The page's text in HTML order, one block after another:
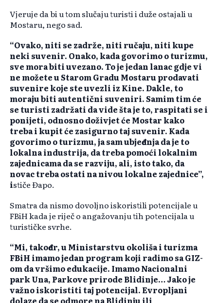
Vjeruje da bi u tom slučaju turisti i duže ostajali u
Mostaru, nego sad.
“Ovako, niti se zadrže, niti ručaju, niti kupe
neki suvenir. Onako, kada govorimo o turizmu,
sve mora biti uvezano. To je jedan lanac gdje vi
ne možete u Starom Gradu Mostaru prodavati
suvenire koje ste uvezli iz Kine. Dakle, to
moraju biti autentični suveniri. Samim tim će
se turisti zadržati da vide šta je to, raspitati se i
ponijeti, odnosno doživjet će Mostar kako
treba i kupit će zasigurno taj suvenir. Kada
govorimo o turizmu, ja sam ubjeđenja da je to
lokalna industrija, da treba pomoći lokalnim
zajednicama da se razviju, ali, isto tako, da
novac treba ostati na nivou lokalne zajednice”,
ističe Đapo.
Smatra da nismo dovoljno iskoristili potencijale u
FBiH kada je riječ o angažovanju tih potencijala u
turističke svrhe.
“Mi, također, u Ministarstvu okoliša i turizma
FBiH imamo jedan program koji radimo sa GIZ-
om da vršimo edukacije. Imamo Nacionalni
park Una, Parkove prirode Blidinje… Jako je
važno iskoristiti taj potencijal. Evropljani